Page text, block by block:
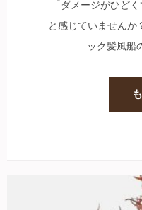
「ダメージがひど
と感じていませんか
ック髪風船